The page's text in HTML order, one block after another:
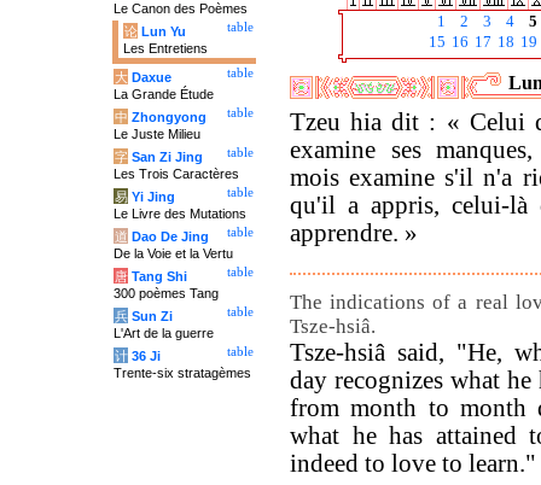
1 2 3 4
5
15 16 17 18 19
Tzeu hia dit : « Celui
examine ses
mois examine s'il n'a
qu'il a appris, celui-là
apprendre. »
The indications of a real
Tsze-hsiâ.
Tsze-hsiâ said, "He,
day recognizes what he
from month to month
what he has attained
indeed to love to learn."
Le Canon des Poèmes
table
论 Lun Yu
Les Entretiens
table
大 Daxue
La Grande Étude
table
中 Zhongyong
Le Juste Milieu
table
字 San Zi Jing
Les Trois Caractères
table
易 Yi Jing
Le Livre des Mutations
table
道 Dao De Jing
De la Voie et la Vertu
table
唐 Tang Shi
300 poèmes Tang
table
兵 Sun Zi
L'Art de la guerre
table
计 36 Ji
Trente-six stratagèmes